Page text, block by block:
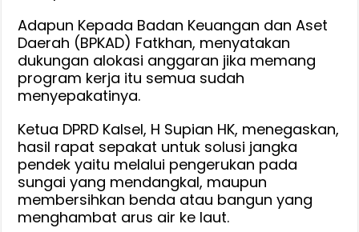
Adapun Kepada Badan Keuangan dan Aset
Daerah (BPKAD) Fatkhan, menyatakan
dukungan alokasi anggaran jika memang
program kerja itu semua sudah
menyepakatinya.
Ketua DPRD Kalsel, H Supian HK, menegaskan,
hasil rapat sepakat untuk solusi jangka
pendek yaitu melalui pengerukan pada
sungai yang mendangkal, maupun
membersihkan benda atau bangun yang
menghambat arus air ke laut.